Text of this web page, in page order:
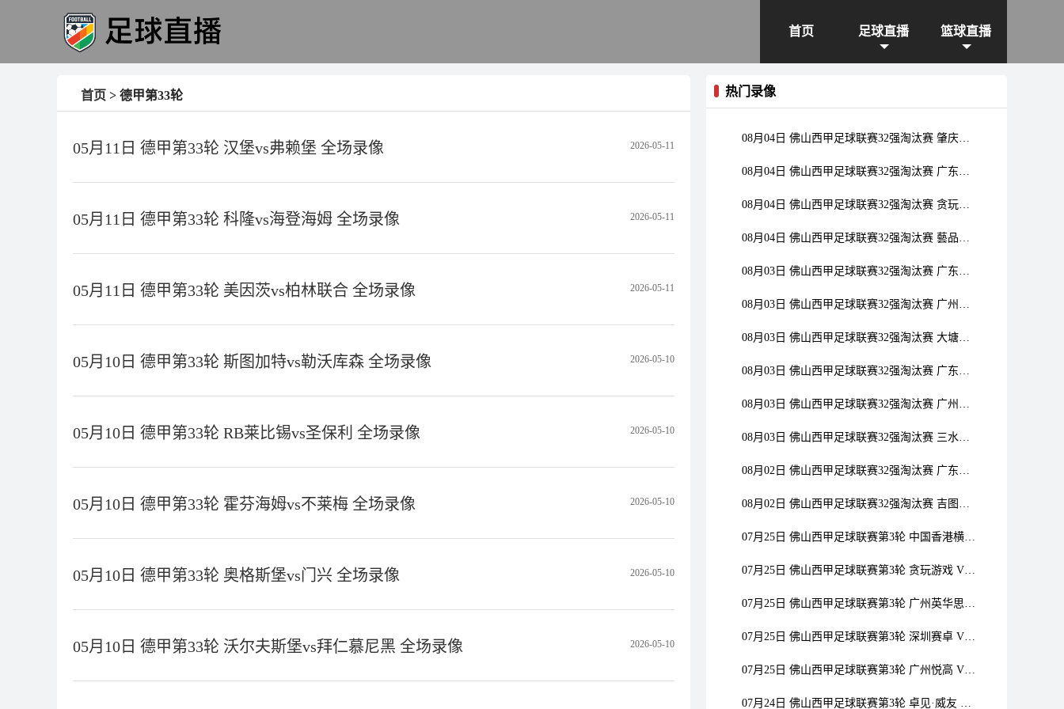
首页 足球直播 篮球直播
首页 > 德甲第33轮
05月11日 德甲第33轮 汉堡vs弗赖堡 全场录像 2026-05-11
05月11日 德甲第33轮 科隆vs海登海姆 全场录像 2026-05-11
05月11日 德甲第33轮 美因茨vs柏林联合 全场录像 2026-05-11
05月10日 德甲第33轮 斯图加特vs勒沃库森 全场录像 2026-05-10
05月10日 德甲第33轮 RB莱比锡vs圣保利 全场录像 2026-05-10
05月10日 德甲第33轮 霍芬海姆vs不莱梅 全场录像 2026-05-10
05月10日 德甲第33轮 奥格斯堡vs门兴 全场录像 2026-05-10
05月10日 德甲第33轮 沃尔夫斯堡vs拜仁慕尼黑 全场录像 2026-05-10
热门录像
08月04日 佛山西甲足球联赛32强淘汰赛 肇庆恒骏成 VS 三七互娱 全场录像
08月04日 佛山西甲足球联赛32强淘汰赛 广东西南建设 VS 香港圣徒 全场录像
08月04日 佛山西甲足球联赛32强淘汰赛 贪玩游戏 VS 美的薪火 全场录像
08月04日 佛山西甲足球联赛32强淘汰赛 藝品高國際 VS 湛江狂狼·粵辉能源 全场录像
08月03日 佛山西甲足球联赛32强淘汰赛 广东客家青年 VS 广州英华思力U17 全场录像
08月03日 佛山西甲足球联赛32强淘汰赛 广州求信 VS 顺德新青年 全场录像
08月03日 佛山西甲足球联赛32强淘汰赛 大塘控股 VS 茂名市点都得 全场录像
08月03日 佛山西甲足球联赛32强淘汰赛 广东凤铝 VS 湛江八部科技 全场录像
08月03日 佛山西甲足球联赛32强淘汰赛 广州蜀地红 VS 广州戴拿模 全场录像
08月03日 佛山西甲足球联赛32强淘汰赛 三水乐民兴健力宝 VS 中国澳门澳科精英 全场录像
08月02日 佛山西甲足球联赛32强淘汰赛 广东葆德澳美 VS 白坭兴龙 全场录像
08月02日 佛山西甲足球联赛32强淘汰赛 吉图省实青年 VS 德兢艾捷斯 全场录像
07月25日 佛山西甲足球联赛第3轮 中国香港横市樱花 VS 吉图省实青年 全场录像
07月25日 佛山西甲足球联赛第3轮 贪玩游戏 VS 广州戴拿模 全场录像
07月25日 佛山西甲足球联赛第3轮 广州英华思力U17 VS 三水强鸿轩青年 全场录像
07月25日 佛山西甲足球联赛第3轮 深圳赛卓 VS 广东凤铝 全场录像
07月25日 佛山西甲足球联赛第3轮 广州悦高 VS 百威·华兴 全场录像
07月24日 佛山西甲足球联赛第3轮 卓见·威友 VS 美的薪火 全场录像